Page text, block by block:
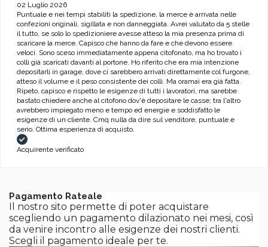
02 Luglio 2026
Puntuale e nei tempi stabiliti la spedizione, la merce è arrivata nelle
confezioni originali, sigillata e non danneggiata. Avrei valutato da 5 stelle
il tutto, se solo lo spedizioniere avesse atteso la mia presenza prima di
scaricare la merce. Capisco che hanno da fare e che devono essere
veloci. Sono sceso immediatamente appena citofonato, ma ho trovato i
colli già scaricati davanti al portone. Ho riferito che era mia intenzione
depositarli in garage, dove ci sarebbero arrivati direttamente col furgone,
atteso il volume e il peso consistente dei colli. Ma oramai era già fatta.
Ripeto, capisco e rispetto le esigenze di tutti i lavoratori, ma sarebbe
bastato chiedere anche al citofono dov'è depositare le casse; tra l'altro
avrebbero impiegato meno e tempo ed energie e soddisfatto le
esigenze di un cliente. Cmq nulla da dire sul venditore, puntuale e
serio. Ottima esperienza di acquisto.
Acquirente verificato
Pagamento Rateale
Il nostro sito permette di poter acquistare
scegliendo un pagamento dilazionato nei mesi, così
da venire incontro alle esigenze dei nostri clienti.
Scegli il pagamento ideale per te.